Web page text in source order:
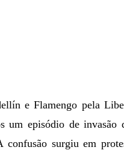
e Flamengo pela
um episódio de invasão
confusão surgiu em